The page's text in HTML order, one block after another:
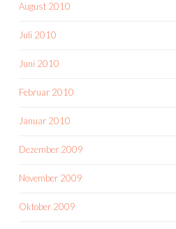
August 2010
Juli 2010
Juni 2010
Februar 2010
Januar 2010
Dezember 2009
November 2009
Oktober 2009